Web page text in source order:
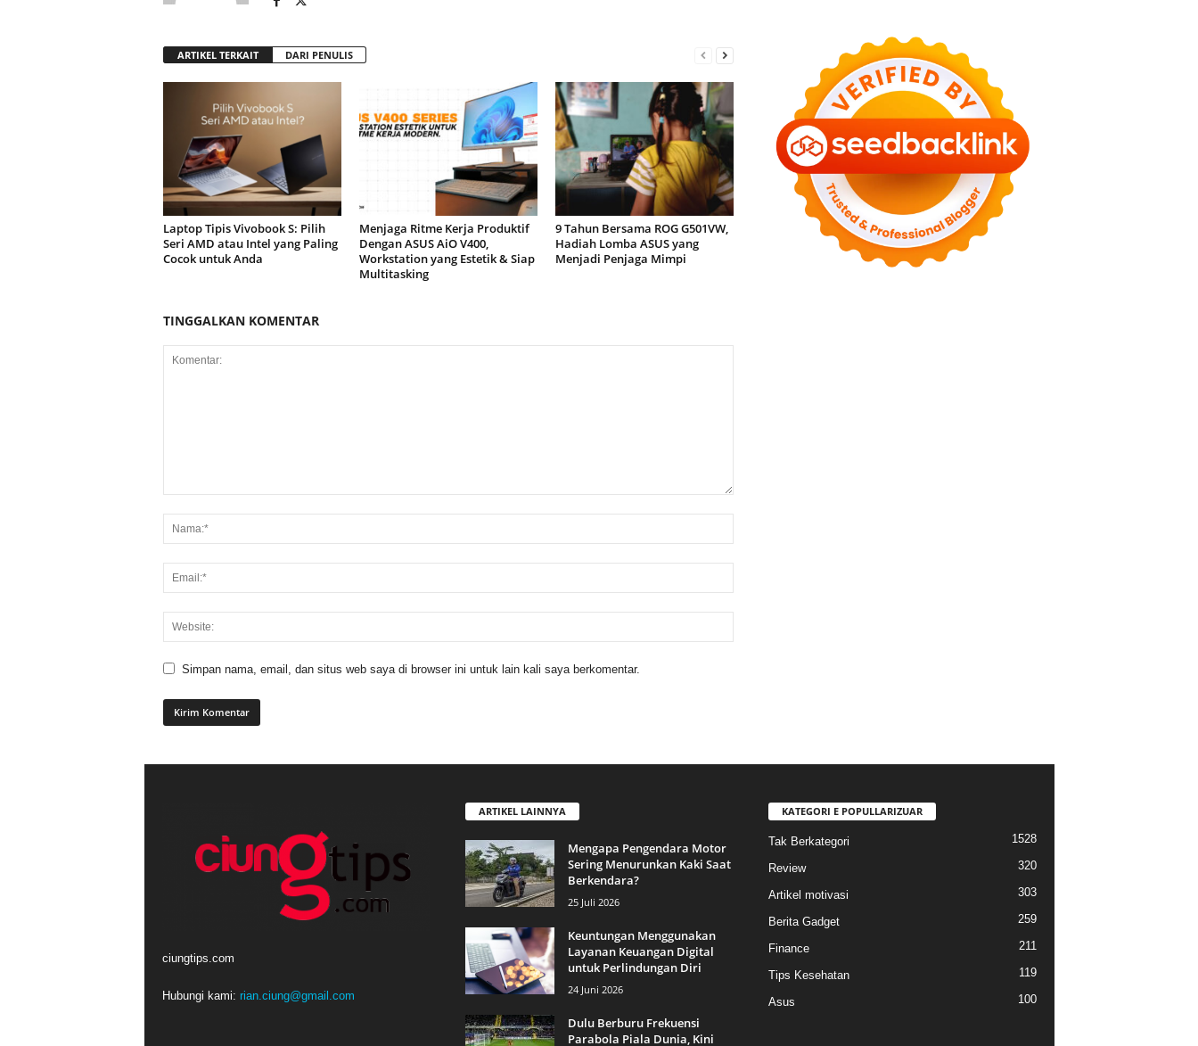
ARTIKEL TERKAIT DARI PENULIS
Laptop Tipis Vivobook S: Pilih
Seri AMD atau Intel yang Paling
Cocok untuk Anda
Menjaga Ritme Kerja Produktif
Dengan ASUS AiO V400,
Workstation yang Estetik & Siap
Multitasking
9 Tahun Bersama ROG G501VW,
Hadiah Lomba ASUS yang
Menjadi Penjaga Mimpi
TINGGALKAN KOMENTAR
Simpan nama, email, dan situs web saya di browser ini untuk lain kali saya berkomentar.
ciungtips.com
Hubungi kami: rian.ciung@gmail.com
ARTIKEL LAINNYA
Mengapa Pengendara Motor
Sering Menurunkan Kaki Saat
Berkendara?
25 Juli 2026
Keuntungan Menggunakan
Layanan Keuangan Digital
untuk Perlindungan Diri
24 Juni 2026
Dulu Berburu Frekuensi
Parabola Piala Dunia, Kini
KATEGORI E POPULLARIZUAR
Tak Berkategori 1528
Review 320
Artikel motivasi 303
Berita Gadget 259
Finance 211
Tips Kesehatan 119
Asus 100